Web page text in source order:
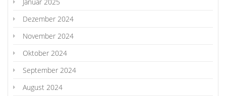
Dezember 2024
November 2024
Oktober 2024
September 2024
August 2024